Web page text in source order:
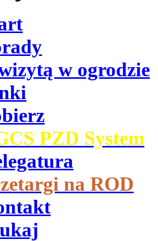
w ogrodzie
PZD System
na ROD